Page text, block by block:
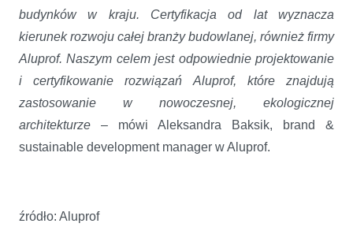
budynków w kraju. Certyfikacja od lat wyznacza
kierunek rozwoju całej branży budowlanej, również firmy
Aluprof. Naszym celem jest odpowiednie projektowanie
i certyfikowanie rozwiązań Aluprof, które znajdują
zastosowanie w nowoczesnej, ekologicznej
architekturze – mówi Aleksandra Baksik, brand &
sustainable development manager w Aluprof.
źródło: Aluprof